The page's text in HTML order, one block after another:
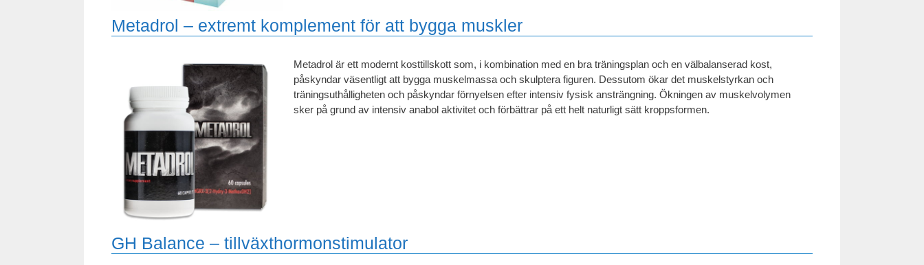
Metadrol – extremt komplement för att bygga muskler
Metadrol är ett modernt kosttillskott som, i kombination med en bra träningsplan och en välbalanserad kost,
påskyndar väsentligt att bygga muskelmassa och skulptera figuren. Dessutom ökar det muskelstyrkan och
träningsuthålligheten och påskyndar förnyelsen efter intensiv fysisk ansträngning. Ökningen av muskelvolymen
sker på grund av intensiv anabol aktivitet och förbättrar på ett helt naturligt sätt kroppsformen.
GH Balance – tillväxthormonstimulator